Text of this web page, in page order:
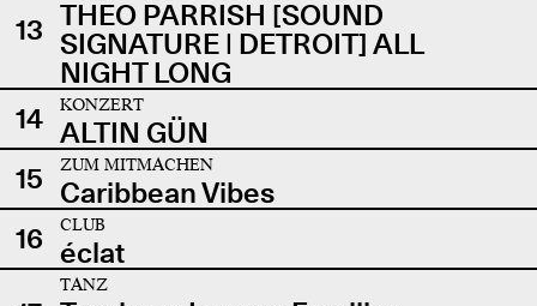
13 THEO PARRISH [SOUND
SIGNATURE | DETROIT] ALL
NIGHT LONG
14
KONZERT
ALTIN GÜN
15
ZUM MITMACHEN
Caribbean Vibes
16
CLUB
éclat
TANZ